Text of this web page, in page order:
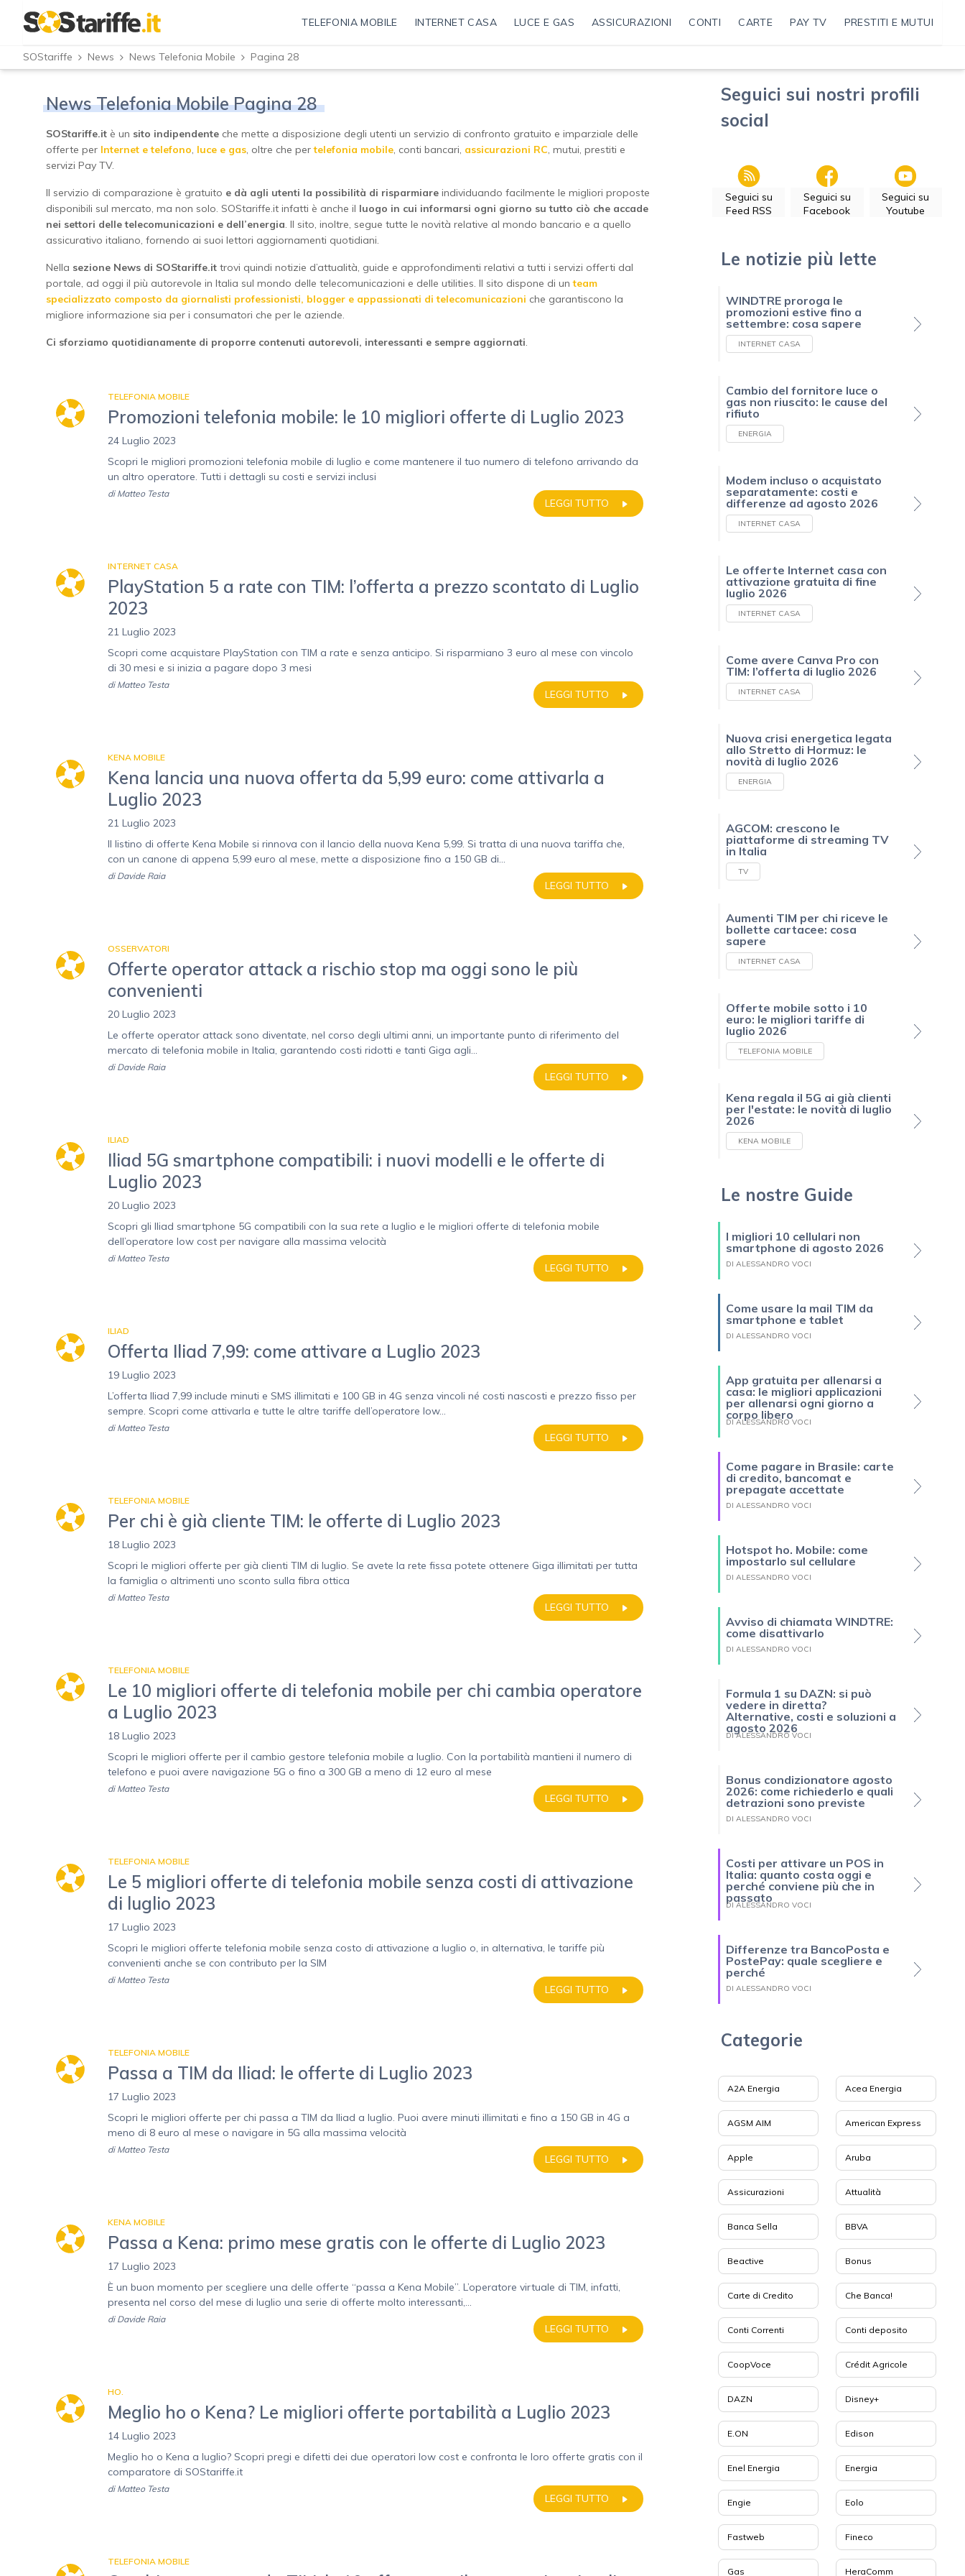
TELEFONIA MOBILE INTERNET CASA LUCE E GAS ASSICURAZIONI CONTI CARTE PAY TV PRESTITI E MUTUI
SOStariffe News News Telefonia Mobile Pagina 28
News Telefonia Mobile Pagina 28
SOStariffe.it è un sito indipendente che mette a disposizione degli utenti un servizio di confronto gratuito e imparziale delle
offerte per Internet e telefono, luce e gas, oltre che pertelefonia mobile, conti bancari, assicurazioni RC, mutui, prestiti e
servizi Pay TV.
Il servizio di comparazione è gratuito e dà agli utenti la possibilità di risparmiare individuando facilmente le migliori proposte
disponibili sul mercato, ma non solo. SOStariffe.it infatti è anche il luogo in cui informarsi ogni giorno su tutto ciò che accade
nei settori delle telecomunicazioni e dell’energia. Il sito, inoltre, segue tutte le novità relative al mondo bancario e a quello
assicurativo italiano, fornendo ai suoi lettori aggiornamenti quotidiani.
Nella sezione News di SOStariffe.it trovi quindi notizie d’attualità, guide e approfondimenti relativi a tutti i servizi offerti dal
portale, ad oggi il più autorevole in Italia sul mondo delle telecomunicazioni e delle utilities. Il sito dispone di unteam
specializzato composto da giornalisti professionisti, blogger e appassionati di telecomunicazioni che garantiscono la
migliore informazione sia per i consumatori che per le aziende.
Ci sforziamo quotidianamente di proporre contenuti autorevoli, interessanti e sempre aggiornati.
TELEFONIA MOBILE
Promozioni telefonia mobile: le 10 migliori offerte di Luglio 2023
24 Luglio 2023
Scopri le migliori promozioni telefonia mobile di luglio e come mantenere il tuo numero di telefono arrivando da
un altro operatore. Tutti i dettagli su costi e servizi inclusi
LEGGI TUTTO
di Matteo Testa
INTERNET CASA
PlayStation 5 a rate con TIM: l’offerta a prezzo scontato di Luglio
2023
21 Luglio 2023
Scopri come acquistare PlayStation con TIM a rate e senza anticipo. Si risparmiano 3 euro al mese con vincolo
di 30 mesi e si inizia a pagare dopo 3 mesi
LEGGI TUTTO
di Matteo Testa
KENA MOBILE
Kena lancia una nuova offerta da 5,99 euro: come attivarla a
Luglio 2023
21 Luglio 2023
Il listino di offerte Kena Mobile si rinnova con il lancio della nuova Kena 5,99. Si tratta di una nuova tariffa che,
con un canone di appena 5,99 euro al mese, mette a disposizione fino a 150 GB di...
LEGGI TUTTO
di Davide Raia
OSSERVATORI
Offerte operator attack a rischio stop ma oggi sono le più
convenienti
20 Luglio 2023
Le offerte operator attack sono diventate, nel corso degli ultimi anni, un importante punto di riferimento del
mercato di telefonia mobile in Italia, garantendo costi ridotti e tanti Giga agli...
LEGGI TUTTO
di Davide Raia
ILIAD
Iliad 5G smartphone compatibili: i nuovi modelli e le offerte di
Luglio 2023
20 Luglio 2023
Scopri gli Iliad smartphone 5G compatibili con la sua rete a luglio e le migliori offerte di telefonia mobile
dell’operatore low cost per navigare alla massima velocità
LEGGI TUTTO
di Matteo Testa
ILIAD
Offerta Iliad 7,99: come attivare a Luglio 2023
19 Luglio 2023
L’offerta Iliad 7,99 include minuti e SMS illimitati e 100 GB in 4G senza vincoli né costi nascosti e prezzo fisso per
sempre. Scopri come attivarla e tutte le altre tariffe dell’operatore low...
LEGGI TUTTO
di Matteo Testa
TELEFONIA MOBILE
Per chi è già cliente TIM: le offerte di Luglio 2023
18 Luglio 2023
Scopri le migliori offerte per già clienti TIM di luglio. Se avete la rete fissa potete ottenere Giga illimitati per tutta
la famiglia o altrimenti uno sconto sulla fibra ottica
LEGGI TUTTO
di Matteo Testa
TELEFONIA MOBILE
Le 10 migliori offerte di telefonia mobile per chi cambia operatore
a Luglio 2023
18 Luglio 2023
Scopri le migliori offerte per il cambio gestore telefonia mobile a luglio. Con la portabilità mantieni il numero di
telefono e puoi avere navigazione 5G o fino a 300 GB a meno di 12 euro al mese
LEGGI TUTTO
di Matteo Testa
TELEFONIA MOBILE
Le 5 migliori offerte di telefonia mobile senza costi di attivazione
di luglio 2023
17 Luglio 2023
Scopri le migliori offerte telefonia mobile senza costo di attivazione a luglio o, in alternativa, le tariffe più
convenienti anche se con contributo per la SIM
LEGGI TUTTO
di Matteo Testa
TELEFONIA MOBILE
Passa a TIM da Iliad: le offerte di Luglio 2023
17 Luglio 2023
Scopri le migliori offerte per chi passa a TIM da Iliad a luglio. Puoi avere minuti illimitati e fino a 150 GB in 4G a
meno di 8 euro al mese o navigare in 5G alla massima velocità
LEGGI TUTTO
di Matteo Testa
KENA MOBILE
Passa a Kena: primo mese gratis con le offerte di Luglio 2023
17 Luglio 2023
È un buon momento per scegliere una delle offerte “passa a Kena Mobile”. L’operatore virtuale di TIM, infatti,
presenta nel corso del mese di luglio una serie di offerte molto interessanti,...
LEGGI TUTTO
di Davide Raia
HO.
Meglio ho o Kena? Le migliori offerte portabilità a Luglio 2023
14 Luglio 2023
Meglio ho o Kena a luglio? Scopri pregi e difetti dei due operatori low cost e confronta le loro offerte gratis con il
comparatore di SOStariffe.it
LEGGI TUTTO
di Matteo Testa
TELEFONIA MOBILE
Seguici sui nostri profili
social
Seguici su
Feed RSS
Seguici su
Facebook
Seguici su
Youtube
Le notizie più lette
WINDTRE proroga le
promozioni estive fino a
settembre: cosa sapere
INTERNET CASA
Cambio del fornitore luce o
gas non riuscito: le cause del
rifiuto
ENERGIA
Modem incluso o acquistato
separatamente: costi e
differenze ad agosto 2026
INTERNET CASA
Le offerte Internet casa con
attivazione gratuita di fine
luglio 2026
INTERNET CASA
Come avere Canva Pro con
TIM: l’offerta di luglio 2026
INTERNET CASA
Nuova crisi energetica legata
allo Stretto di Hormuz: le
novità di luglio 2026
ENERGIA
AGCOM: crescono le
piattaforme di streaming TV
in Italia
TV
Aumenti TIM per chi riceve le
bollette cartacee: cosa
sapere
INTERNET CASA
Offerte mobile sotto i 10
euro: le migliori tariffe di
luglio 2026
TELEFONIA MOBILE
Kena regala il 5G ai già clienti
per l'estate: le novità di luglio
2026
KENA MOBILE
Le nostre Guide
I migliori 10 cellulari non
smartphone di agosto 2026
DI ALESSANDRO VOCI
Come usare la mail TIM da
smartphone e tablet
DI ALESSANDRO VOCI
App gratuita per allenarsi a
casa: le migliori applicazioni
per allenarsi ogni giorno a
corpo libero
DI ALESSANDRO VOCI
Come pagare in Brasile: carte
di credito, bancomat e
prepagate accettate
DI ALESSANDRO VOCI
Hotspot ho. Mobile: come
impostarlo sul cellulare
DI ALESSANDRO VOCI
Avviso di chiamata WINDTRE:
come disattivarlo
DI ALESSANDRO VOCI
Formula 1 su DAZN: si può
vedere in diretta?
Alternative, costi e soluzioni a
agosto 2026
DI ALESSANDRO VOCI
Bonus condizionatore agosto
2026: come richiederlo e quali
detrazioni sono previste
DI ALESSANDRO VOCI
Costi per attivare un POS in
Italia: quanto costa oggi e
perché conviene più che in
passato
DI ALESSANDRO VOCI
Differenze tra BancoPosta e
PostePay: quale scegliere e
perché
DI ALESSANDRO VOCI
Categorie
A2A Energia Acea Energia
AGSM AIM American Express
Apple Aruba
Assicurazioni Attualità
Banca Sella BBVA
Beactive Bonus
Carte di Credito Che Banca!
Conti Correnti Conti deposito
CoopVoce Crédit Agricole
DAZN Disney+
E.ON Edison
Enel Energia Energia
Engie Eolo
Fastweb Fineco
Gas HeraComm